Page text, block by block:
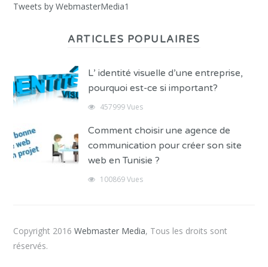
Tweets by WebmasterMedia1
ARTICLES POPULAIRES
L’ identité visuelle d’une entreprise,
pourquoi est-ce si important?
457999 Vues
Comment choisir une agence de
communication pour créer son site
web en Tunisie ?
100869 Vues
Copyright 2016Webmaster Media, Tous les droits sont
réservés.